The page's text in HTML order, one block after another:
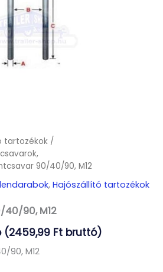
tartozékok /
90/40/90, M12
, Hajószállító tartozékok
90, M12
(2459,99 Ft bruttó)
90, M12